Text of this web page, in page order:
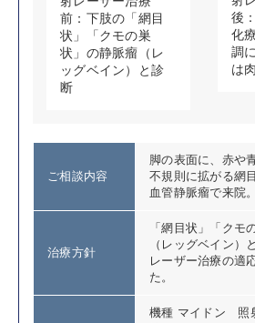
前：下肢の「網目
状」「クモの巣
状」の静脈瘤（レ
ッグベイン）と診
断
後
化
調
は
ご相談内容
脚の表面に、赤や
不規則に拡がる網
血管静脈瘤で来院。
治療方針
「網目状」「クモ
（レッグベイン）
レーザー治療の適
た。
機種 マイドン 照